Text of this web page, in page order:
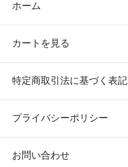
ホーム
カートを見る
特定商取引法に基づく表記
プライバシーポリシー
お問い合わせ